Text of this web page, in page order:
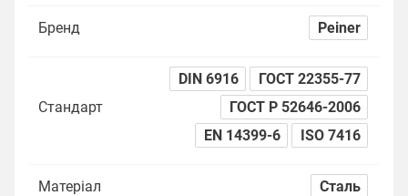
Бренд Peiner
Стандарт
DIN 6916
ГОСТ 22355-77
ГОСТ Р 52646-2006
EN 14399-6
ISO 7416
Матеріал Сталь